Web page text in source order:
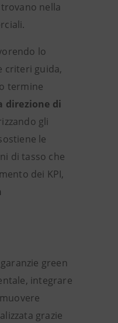
nella
lo
criteri guida,
termine
direzione di
gli
le
di tasso che
dei KPI,
green
integrare
grazie